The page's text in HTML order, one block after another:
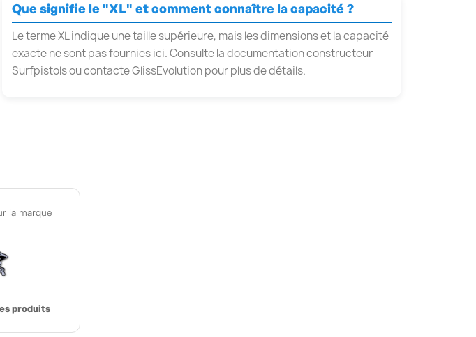
Que signifie le "XL" et comment connaître la capacité ?
Le terme XL indique une taille supérieure, mais les dimensions et la capacité
exacte ne sont pas fournies ici. Consulte la documentation constructeur
Surfpistols ou contacte GlissEvolution pour plus de détails.
la marque
produits